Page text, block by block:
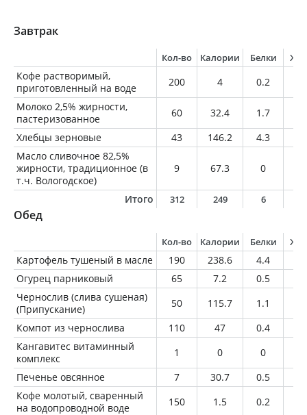
Завтрак
Кол-во Калории Белки
Кофе растворимый,
приготовленный на воде
200 4 0.2
Молоко 2,5% жирности,
пастеризованное
60 32.4 1.7
Хлебцы зерновые
43 146.2 4.3
Масло сливочное 82,5%
жирности, традиционное (в
т.ч. Вологодское)
9 67.3 0
Итого 312 249 6
Обед
Кол-во Калории Белки
Картофель тушеный в масле 190 238.6 4.4
Огурец парниковый
65 7.2 0.5
Чернослив (слива сушеная)
(Припускание)
50 115.7 1.1
Компот из чернослива
110 47 0.4
Кангавитес витаминный
комплекс
1 0 0
Печенье овсянное
7 30.7 0.5
Кофе молотый, сваренный
на водопроводной воде
150 1.5 0.2